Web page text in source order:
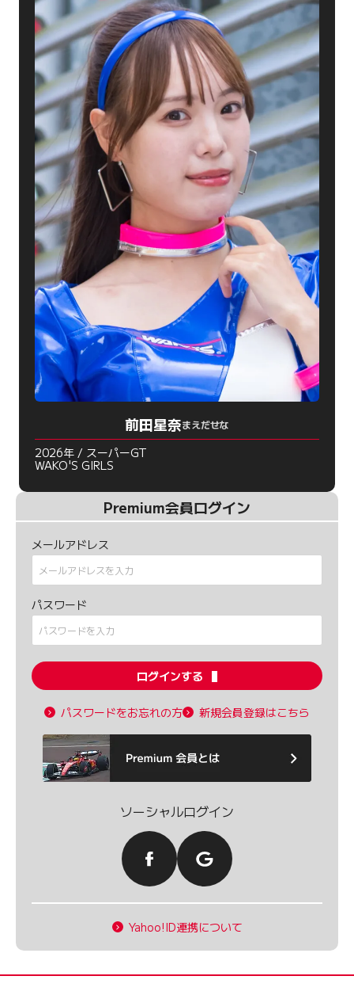
前田星奈まえだせな
2026年 / スーパーGT
WAKO'S GIRLS
Premium会員ログイン
メールアドレス
パスワード
ログインする
パスワードをお忘れの方 新規会員登録はこちら
ソーシャルログイン
Yahoo!ID連携について